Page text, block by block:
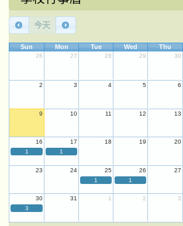
今天
Sun Mon Tue Wed Thu
26 27 28 29 30
2 3 4 5 6
9 10 11 12 13
16 17 18 19 20
1
1
23 24 25 26 27
1
1
30 31 1 2 3
3